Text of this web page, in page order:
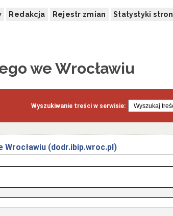
Redakcja Rejestr zmian Statystyki stron
we Wrocławiu
Wyszukiwanie treści w serwisie:
(dodr.ibip.wroc.pl)